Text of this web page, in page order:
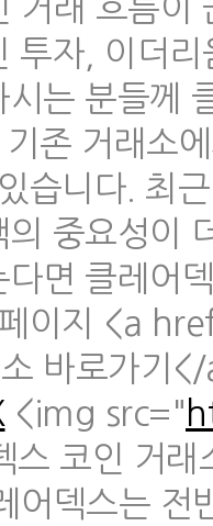
거래 흐름이
투자, 이더
는 분들께
존 거래소
습니다. 최
중요성이
면 클레어
이지 <a
바로가기
<img src="
스 코인 거래
어덱스는 전